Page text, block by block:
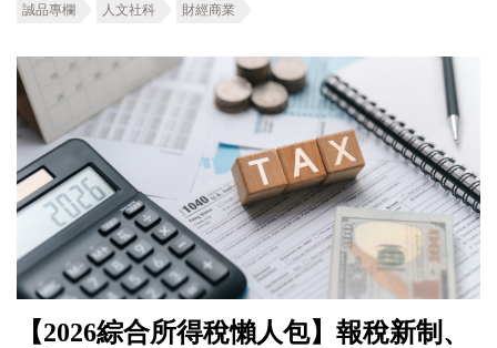
誠品專欄 人文社科 財經商業
【2026綜合所得稅懶人包】報稅新制、